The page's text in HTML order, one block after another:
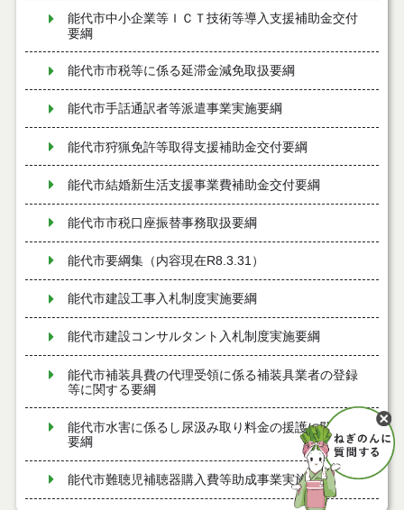
能代市中小企業等ＩＣＴ技術等導入支援補助金交付
要綱
能代市市税等に係る延滞金減免取扱要綱
能代市手話通訳者等派遣事業実施要綱
能代市狩猟免許等取得支援補助金交付要綱
能代市結婚新生活支援事業費補助金交付要綱
能代市市税口座振替事務取扱要綱
能代市要綱集（内容現在R8.3.31）
能代市建設工事入札制度実施要綱
能代市建設コンサルタント入札制度実施要綱
能代市補装具費の代理受領に係る補装具業者の登録
等に関する要綱
能代市水害に係るし尿汲み取り料金の援護に関する
要綱
能代市難聴児補聴器購入費等助成事業実施要綱